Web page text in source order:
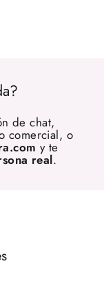
de chat,
comercial, o
y te
real.